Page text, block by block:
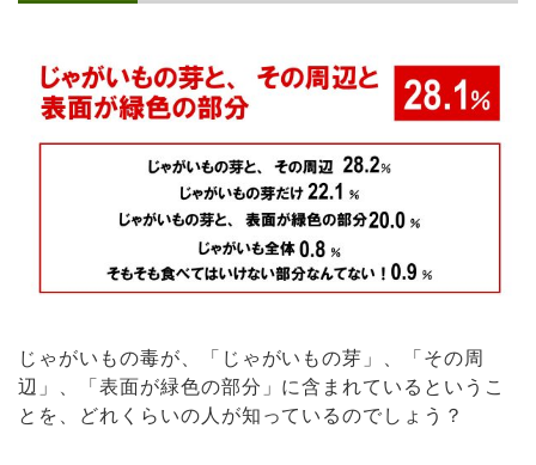
じゃがいもの毒が、「じゃがいもの芽」、「その周
辺」、「表面が緑色の部分」に含まれているというこ
とを、どれくらいの人が知っているのでしょう？